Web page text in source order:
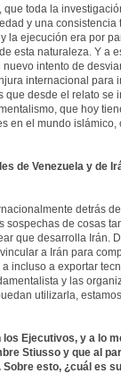
toda la
y una
la ejecución era por
esta naturaleza. Y a
intento de
internacional para
desde el relato se
que hoy
en el mundo islámico,
de Venezuela y de
detrás
sospechas de cosas
que desarrolla Irán.
a Irán para
incluso a exportar
y las
utilizarla,
Ejecutivos, y a lo
Stiusso y que al
esto, ¿cuál es